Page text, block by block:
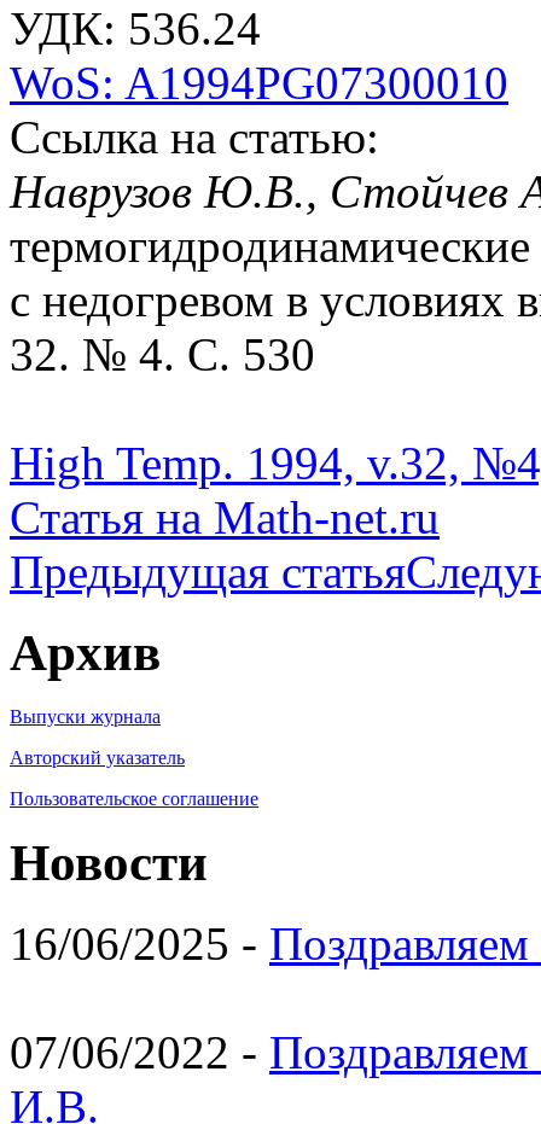
УДК: 536.24
WoS: A1994PG07300010
Ссылка на статью:
Наврузов Ю.В., Стойчев
с недогревом в условиях
32. № 4. С. 530
High Temp. 1994, v.32,
Статья на Math-net.ru
Предыдущая статья
Архив
Выпуски журнала
Авторский указатель
Пользовательское соглашение
Новости
16/06/2025 -
07/06/2022 -
И.В.